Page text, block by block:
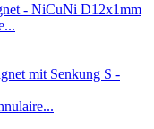
D12x1mm